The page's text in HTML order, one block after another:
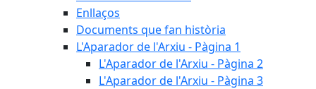
Enllaços
Documents que fan història
L'Aparador de l'Arxiu - Pàgina 1
L'Aparador de l'Arxiu - Pàgina 2
L'Aparador de l'Arxiu - Pàgina 3